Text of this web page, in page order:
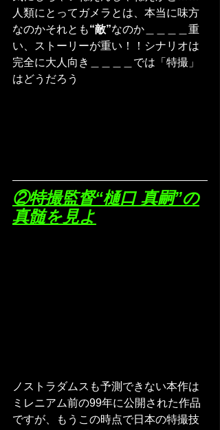
人類にとってガメラとは、本当に味方
なのかそれとも“敵”なのか＿＿＿＿重
い、ストーリーが重い！！シナリオは
完全に大人向き＿＿＿＿では「特撮」
はどうだろう
②特撮監督“樋口 真嗣”の
真髄を見よ
ノストラダムスも予測できない本作は
ミレニアム前の99年に公開された作品
ですが、もうこの時点で日本の特撮技